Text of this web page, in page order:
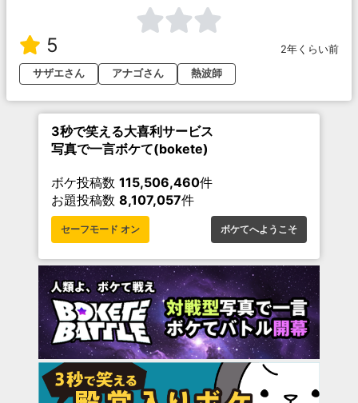
5
2年くらい前
サザエさん
アナゴさん 熱波師
3秒で笑える大喜利サービス
写真で一言ボケて(bokete)
ボケ投稿数 115,506,460件
お題投稿数 8,107,057件
セーフモード オン ボケてへようこそ